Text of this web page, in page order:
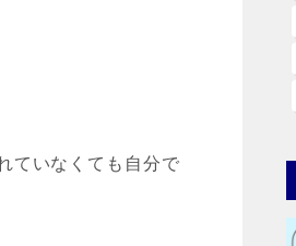
ていなくても自分で